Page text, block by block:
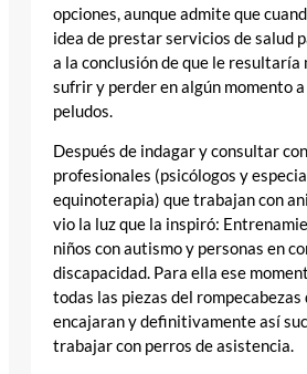
opciones, aunque admite que
idea de prestar servicios de salud
a la conclusión de que le
sufrir y perder en algún momento a
peludos.
Después de indagar y consultar
profesionales (psicólogos y
equinoterapia) que trabajan con
vio la luz que la inspiró:
niños con autismo y personas en
discapacidad. Para ella ese
todas las piezas del rompecabezas
encajaran y definitivamente así
trabajar con perros de asistencia.